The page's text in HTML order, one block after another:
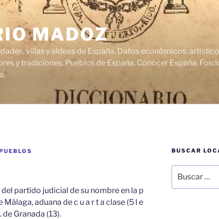
MADOZ
villas y aldeas de España. Datos económicos,
y tradiciones. Pueblos de España. Conocer España.
partido judicial de su nombre en la p
Málaga, aduana de c u a r t a clase (5 l e
de Granada (13).
BUSCAR
por: